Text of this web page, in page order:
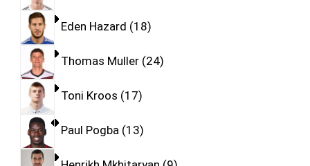
Eden Hazard 18
Thomas Muller 24
Toni Kroos 17
Paul Pogba 13